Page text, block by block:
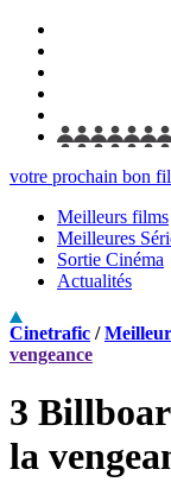
votre prochain bon
Meilleurs films
Meilleures
Sortie Cinéma
Actualités
Cinetrafic /
vengeance
3
la